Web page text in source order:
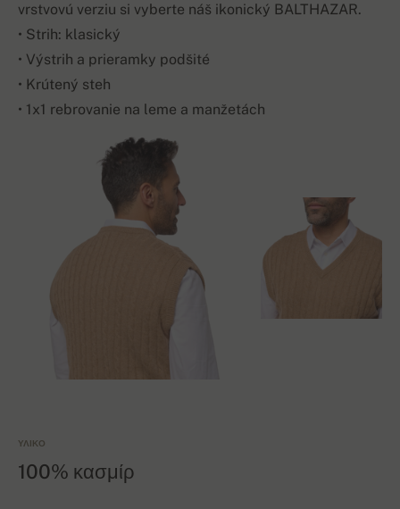
vrstvovú verziu si vyberte náš ikonický BALTHAZAR.
• Strih: klasický
• Výstrih a prieramky podšité
• Krútený steh
• 1x1 rebrovanie na leme a manžetách
ΥΛΙΚΌ
100% κασμίρ